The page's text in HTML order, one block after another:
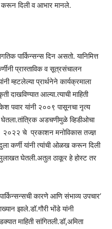
करून दिली व आभार मानले.
पार्किन्सन्स दिन असतो. यानिमित्त
प्रास्ताविक व सूत्रसंचालन
म्हटलेल्या प्रार्थनेने कार्यक्रमाला
दाखविण्यात आल्या.त्याची माहिती
पवार यांनी २००९ पासूनचा नृत्य
घेतला.तांत्रिक अडचणीमुळे व्हिडीओचा
२०२२ चे प्रकाशन मनोविकास तज्ज्ञ
कर्णी यांनी त्यांची ओळख करून दिली
घेतली.अतुल ठाकूर हे होस्ट तर
कारणे आणि संभाव्य उपचार’
झाले.डॉ.गौरी भोंडे यांनी
माहिती सांगितली.डॉ,अमिता